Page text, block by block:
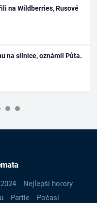
na Wildberries, Rusové
na silnice, oznámil Půta.
Nejlepší horory
Partie
Počasí